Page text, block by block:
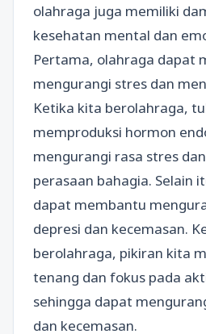
olahraga juga memiliki
kesehatan mental dan
Pertama, olahraga dapat
mengurangi stres dan
Ketika kita berolahraga,
memproduksi hormon
mengurangi rasa stres
perasaan bahagia. Selain
dapat membantu
depresi dan kecemasan.
berolahraga, pikiran kita
tenang dan fokus pada
sehingga dapat
dan kecemasan.